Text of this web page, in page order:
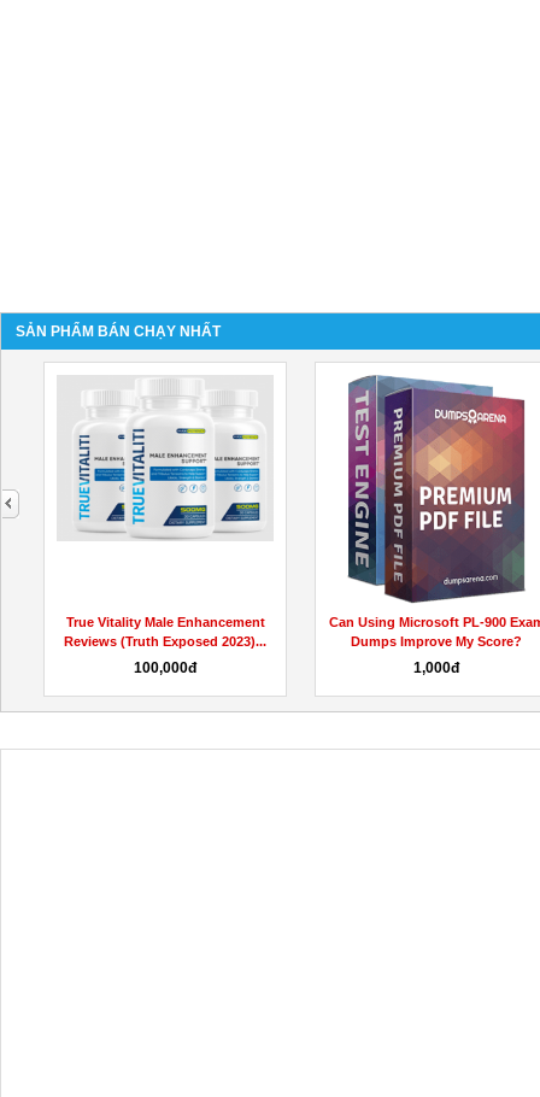
SẢN PHẨM BÁN CHẠY NHẤT
True Vitality Male Enhancement
Reviews (Truth Exposed 2023)...
100,000đ
Can Using Microsoft PL-900
Dumps Improve My Score?
1,000đ
next